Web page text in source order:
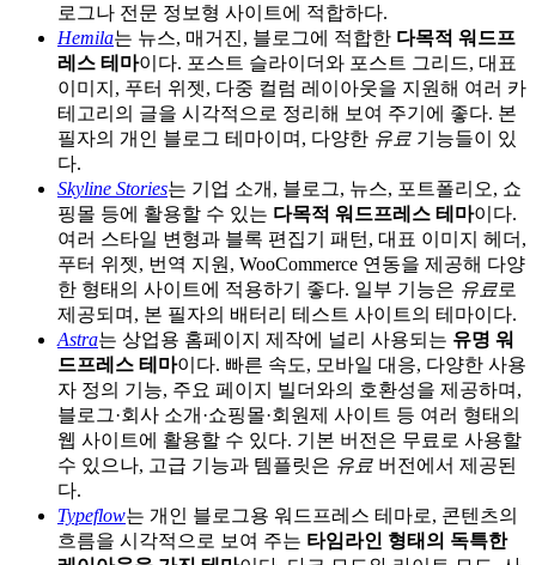
로그나 전문 정보형 사이트에 적합하다.
Hemila는 뉴스, 매거진, 블로그에 적합한 다목적 워드프
레스 테마이다. 포스트 슬라이더와 포스트 그리드, 대표
이미지, 푸터 위젯, 다중 컬럼 레이아웃을 지원해 여러 카
테고리의 글을 시각적으로 정리해 보여 주기에 좋다. 본
필자의 개인 블로그 테마이며, 다양한 유료 기능들이 있
다.
Skyline Stories는 기업 소개, 블로그, 뉴스, 포트폴리오, 쇼
핑몰 등에 활용할 수 있는 다목적 워드프레스 테마이다.
여러 스타일 변형과 블록 편집기 패턴, 대표 이미지 헤더,
푸터 위젯, 번역 지원, WooCommerce 연동을 제공해 다양
한 형태의 사이트에 적용하기 좋다. 일부 기능은 유료로
제공되며, 본 필자의 배터리 테스트 사이트의 테마이다.
Astra는 상업용 홈페이지 제작에 널리 사용되는 유명 워
드프레스 테마이다. 빠른 속도, 모바일 대응, 다양한 사용
자 정의 기능, 주요 페이지 빌더와의 호환성을 제공하며,
블로그·회사 소개·쇼핑몰·회원제 사이트 등 여러 형태의
웹 사이트에 활용할 수 있다. 기본 버전은 무료로 사용할
수 있으나, 고급 기능과 템플릿은 유료 버전에서 제공된
다.
Typeflow는 개인 블로그용 워드프레스 테마로, 콘텐츠의
흐름을 시각적으로 보여 주는 타임라인 형태의 독특한